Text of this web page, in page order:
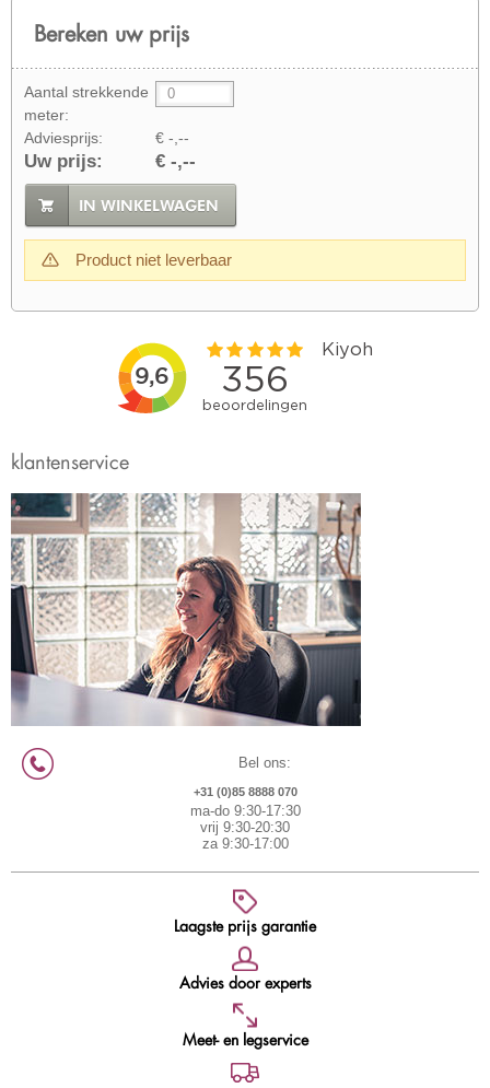
Bereken uw prijs
Aantal strekkende
meter:
Adviesprijs:
€ -,--
Uw prijs: € -,--
IN WINKELWAGEN
Product niet leverbaar
klantenservice
Bel ons:
+31 (0)85 8888 070
ma-do 9:30-17:30
vrij 9:30-20:30
za 9:30-17:00
Laagste prijs garantie
Advies door experts
Meet- en legservice